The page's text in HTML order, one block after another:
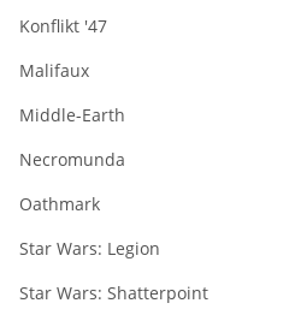
Konflikt '47
Malifaux
Middle-Earth
Necromunda
Oathmark
Star Wars: Legion
Star Wars: Shatterpoint